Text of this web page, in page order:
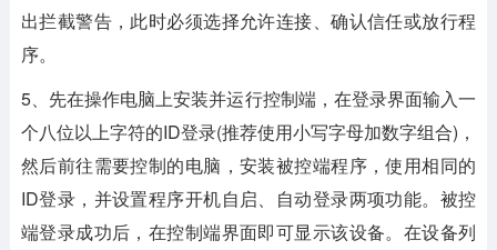
出拦截警告，此时必须选择允许连接、确认信任或放行程
序。
5、先在操作电脑上安装并运行控制端，在登录界面输入一
个八位以上字符的ID登录(推荐使用小写字母加数字组合)，
然后前往需要控制的电脑，安装被控端程序，使用相同的
ID登录，并设置程序开机自启、自动登录两项功能。被控
端登录成功后，在控制端界面即可显示该设备。在设备列